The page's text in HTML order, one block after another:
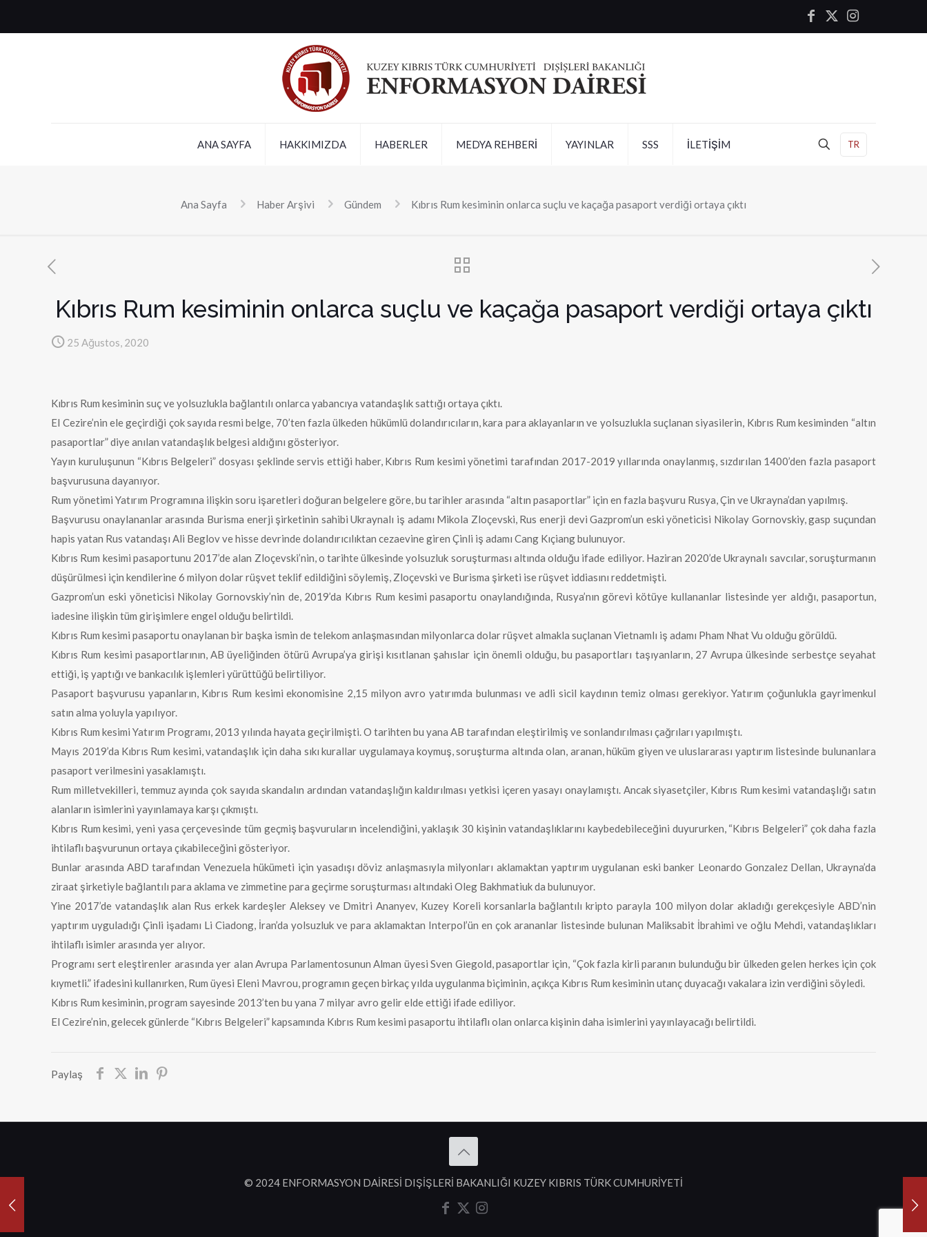
ANA SAYFA HAKKIMIZDA HABERLER MEDYA REHBERİ YAYINLAR SSS İLETİŞİM TR
Ana Sayfa Haber Arşivi Gündem Kıbrıs Rum kesiminin onlarca suçlu ve kaçağa pasaport verdiği ortaya çıktı
Kıbrıs Rum kesiminin onlarca suçlu ve kaçağa pasaport verdiği ortaya çıktı
25 Ağustos, 2020
Kıbrıs Rum kesiminin suç ve yolsuzlukla bağlantılı onlarca yabancıya vatandaşlık sattığı ortaya çıktı.
El Cezire’nin ele geçirdiği çok sayıda resmi belge, 70’ten fazla ülkeden hükümlü dolandırıcıların, kara para aklayanların ve yolsuzlukla suçlanan siyasilerin, Kıbrıs Rum kesiminden “altın
pasaportlar” diye anılan vatandaşlık belgesi aldığını gösteriyor.
Yayın kuruluşunun “Kıbrıs Belgeleri” dosyası şeklinde servis ettiği haber, Kıbrıs Rum kesimi yönetimi tarafından 2017-2019 yıllarında onaylanmış, sızdırılan 1400’den fazla pasaport
başvurusuna dayanıyor.
Rum yönetimi Yatırım Programına ilişkin soru işaretleri doğuran belgelere göre, bu tarihler arasında “altın pasaportlar” için en fazla başvuru Rusya, Çin ve Ukrayna’dan yapılmış.
Başvurusu onaylananlar arasında Burisma enerji şirketinin sahibi Ukraynalı iş adamı Mikola Zloçevski, Rus enerji devi Gazprom’un eski yöneticisi Nikolay Gornovskiy, gasp suçundan
hapis yatan Rus vatandaşı Ali Beglov ve hisse devrinde dolandırıcılıktan cezaevine giren Çinli iş adamı Cang Kıçiang bulunuyor.
Kıbrıs Rum kesimi pasaportunu 2017’de alan Zloçevski’nin, o tarihte ülkesinde yolsuzluk soruşturması altında olduğu ifade ediliyor. Haziran 2020’de Ukraynalı savcılar, soruşturmanın
düşürülmesi için kendilerine 6 milyon dolar rüşvet teklif edildiğini söylemiş, Zloçevski ve Burisma şirketi ise rüşvet iddiasını reddetmişti.
Gazprom’un eski yöneticisi Nikolay Gornovskiy’nin de, 2019’da Kıbrıs Rum kesimi pasaportu onaylandığında, Rusya’nın görevi kötüye kullananlar listesinde yer aldığı, pasaportun,
iadesine ilişkin tüm girişimlere engel olduğu belirtildi.
Kıbrıs Rum kesimi pasaportu onaylanan bir başka ismin de telekom anlaşmasından milyonlarca dolar rüşvet almakla suçlanan Vietnamlı iş adamı Pham Nhat Vu olduğu görüldü.
Kıbrıs Rum kesimi pasaportlarının, AB üyeliğinden ötürü Avrupa’ya girişi kısıtlanan şahıslar için önemli olduğu, bu pasaportları taşıyanların, 27 Avrupa ülkesinde serbestçe seyahat
ettiği, iş yaptığı ve bankacılık işlemleri yürüttüğü belirtiliyor.
Pasaport başvurusu yapanların, Kıbrıs Rum kesimi ekonomisine 2,15 milyon avro yatırımda bulunması ve adli sicil kaydının temiz olması gerekiyor. Yatırım çoğunlukla gayrimenkul
satın alma yoluyla yapılıyor.
Kıbrıs Rum kesimi Yatırım Programı, 2013 yılında hayata geçirilmişti. O tarihten bu yana AB tarafından eleştirilmiş ve sonlandırılması çağrıları yapılmıştı.
Mayıs 2019’da Kıbrıs Rum kesimi, vatandaşlık için daha sıkı kurallar uygulamaya koymuş, soruşturma altında olan, aranan, hüküm giyen ve uluslararası yaptırım listesinde bulunanlara
pasaport verilmesini yasaklamıştı.
Rum milletvekilleri, temmuz ayında çok sayıda skandalın ardından vatandaşlığın kaldırılması yetkisi içeren yasayı onaylamıştı. Ancak siyasetçiler, Kıbrıs Rum kesimi vatandaşlığı satın
alanların isimlerini yayınlamaya karşı çıkmıştı.
Kıbrıs Rum kesimi, yeni yasa çerçevesinde tüm geçmiş başvuruların incelendiğini, yaklaşık 30 kişinin vatandaşlıklarını kaybedebileceğini duyururken, “Kıbrıs Belgeleri” çok daha fazla
ihtilaflı başvurunun ortaya çıkabileceğini gösteriyor.
Bunlar arasında ABD tarafından Venezuela hükümeti için yasadışı döviz anlaşmasıyla milyonları aklamaktan yaptırım uygulanan eski banker Leonardo Gonzalez Dellan, Ukrayna’da
ziraat şirketiyle bağlantılı para aklama ve zimmetine para geçirme soruşturması altındaki Oleg Bakhmatiuk da bulunuyor.
Yine 2017’de vatandaşlık alan Rus erkek kardeşler Aleksey ve Dmitri Ananyev, Kuzey Koreli korsanlarla bağlantılı kripto parayla 100 milyon dolar akladığı gerekçesiyle ABD’nin
yaptırım uyguladığı Çinli işadamı Li Ciadong, İran’da yolsuzluk ve para aklamaktan Interpol’ün en çok arananlar listesinde bulunan Maliksabit İbrahimi ve oğlu Mehdi, vatandaşlıkları
ihtilaflı isimler arasında yer alıyor.
Programı sert eleştirenler arasında yer alan Avrupa Parlamentosunun Alman üyesi Sven Giegold, pasaportlar için, “Çok fazla kirli paranın bulunduğu bir ülkeden gelen herkes için çok
kıymetli.” ifadesini kullanırken, Rum üyesi Eleni Mavrou, programın geçen birkaç yılda uygulanma biçiminin, açıkça Kıbrıs Rum kesiminin utanç duyacağı vakalara izin verdiğini söyledi.
Kıbrıs Rum kesiminin, program sayesinde 2013’ten bu yana 7 milyar avro gelir elde ettiği ifade ediliyor.
El Cezire’nin, gelecek günlerde “Kıbrıs Belgeleri” kapsamında Kıbrıs Rum kesimi pasaportu ihtilaflı olan onlarca kişinin daha isimlerini yayınlayacağı belirtildi.
Paylaş
© 2024 ENFORMASYON DAİRESİ DIŞİŞLERİ BAKANLIĞI KUZEY KIBRIS TÜRK CUMHURİYETİ